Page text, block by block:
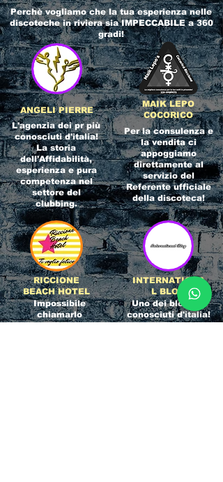
Perchè vogliamo che la tua esperienza nelle
discoteche in rivierasia IMPECCABILE a 360
gradi!
ANGELI PIERRE
L'agenzia dei pr più
conosciuti d'italia!
La storia
dell'Affidabilità,
esperienza e pura
competenza nel
settore del
clubbing.
MAIK LEPO
COCORICO
Per la consulenza e
la vendita ci
appoggiamo
direttamente al
servizio del
Referente ufficiale
della discoteca!
RICCIONE
BEACH HOTEL
Impossibile
chiamarlo
INTERNATIONA
L BLOG
Uno dei blog più
conosciuti d'italia!